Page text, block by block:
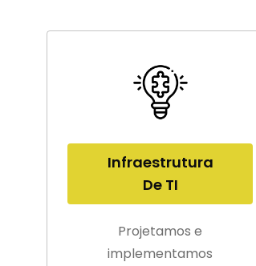
Infraestrutura
De TI
Projetamos e
implementamos